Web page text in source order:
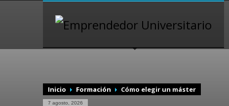
Inicio Formación Cómo elegir un máster
7 agosto, 2026